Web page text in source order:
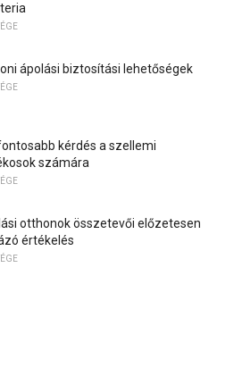
ápolási biztosítási lehetőségek
kérdés a szellemi
számára
otthonok összetevői előzetesen
értékelés